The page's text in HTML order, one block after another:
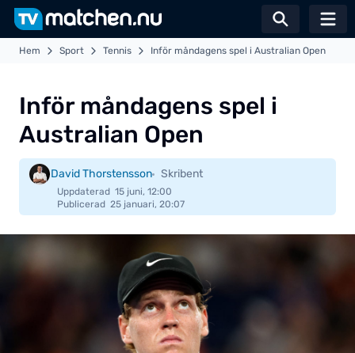
Växla
Hem Sport Tennis Inför måndagens spel i Australian Open
Inför måndagens spel i
Australian Open
David Thorstensson Skribent
Uppdaterad 15 juni, 12:00
Publicerad 25 januari, 20:07